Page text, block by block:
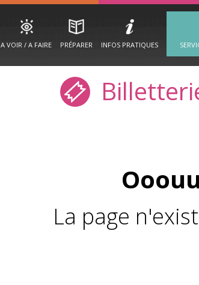
A VOIR / A FAIRE PRÉPARER INFOS PRATIQUES
La page